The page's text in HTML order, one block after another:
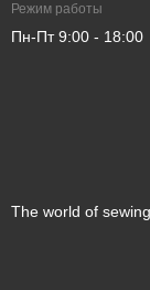
The world of
Режим работы
Пн-Пт 9:00 - 18:00